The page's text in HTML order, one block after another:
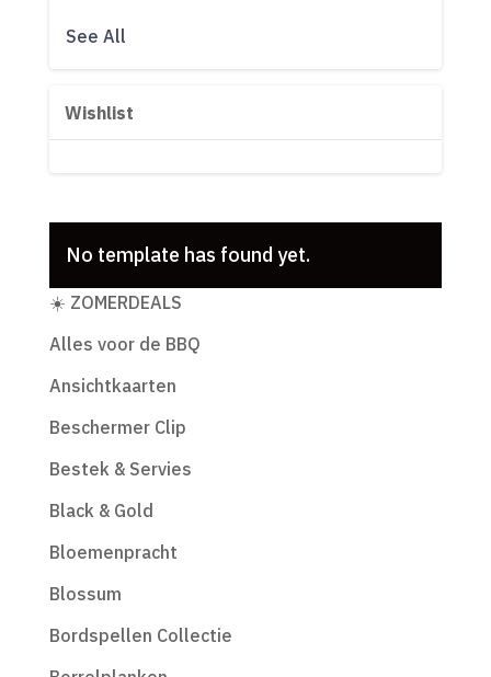
See All
Wishlist
No template has found yet.
Productcategorieën
☀️ ZOMERDEALS
Alles voor de BBQ
Ansichtkaarten
Beschermer Clip
Bestek & Servies
Black & Gold
Bloemenpracht
Blossum
Bordspellen Collectie